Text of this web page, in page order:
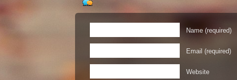
Name (required)
Email (required)
Website